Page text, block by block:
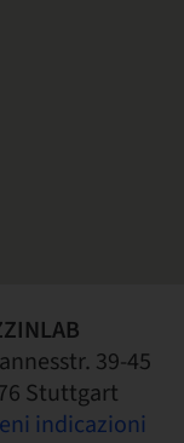
39-45
Stuttgart
indicazioni